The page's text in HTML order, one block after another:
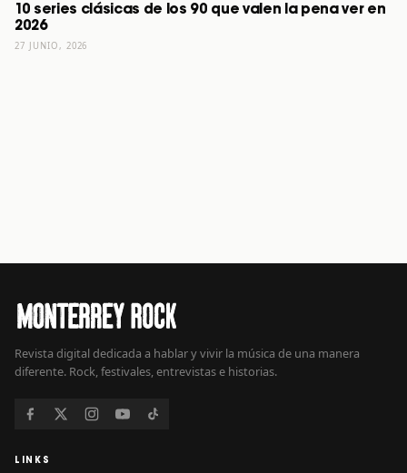
10 series clásicas de los 90 que valen la pena ver en
2026
27 JUNIO, 2026
Revista digital dedicada a hablar y vivir la música de una manera
diferente. Rock, festivales, entrevistas e historias.
LINKS